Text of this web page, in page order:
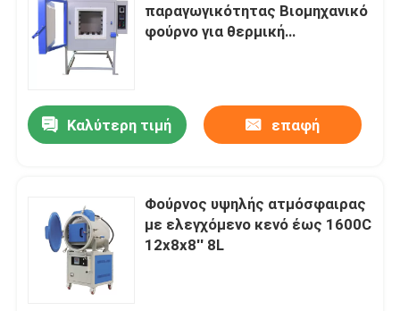
παραγωγικότητας Βιομηχανικό
φούρνο για θερμική
Καλύτερη τιμή επαφή
Φούρνος υψηλής ατμόσφαιρας
με ελεγχόμενο κενό έως 1600C
12x8x8′′ 8L